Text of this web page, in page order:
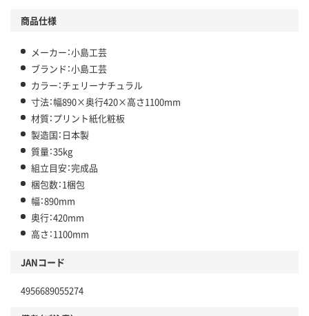
商品仕様
メーカー：小島工芸
ブランド：小島工芸
カラー：チェリーナチュラル
寸法：幅890×奥行420×高さ1100mm
材質：プリント紙化粧板
製造国：日本製
質量：35kg
組立目安：完成品
梱包数：1梱包
幅：890mm
奥行：420mm
高さ：1100mm
JANコード
4956689055274